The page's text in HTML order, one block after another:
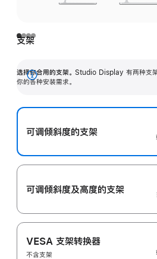
支架
选择你合用的支架。 Studio Display 有两种支架
你的各种安装需求。
展
可调倾斜度的支架
可调倾斜度及高‍度的支‍架
VESA 支架转换器
不含支架